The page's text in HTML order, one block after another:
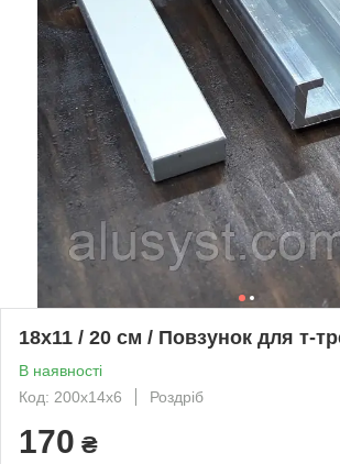
18х11 / 20 см / Повзунок для т-
В наявності
Код: 200х14х6
Роздріб
170 ₴